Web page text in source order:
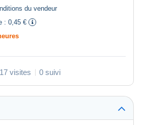
du vendeur
: 0,45 €
17 visites 0 suivi